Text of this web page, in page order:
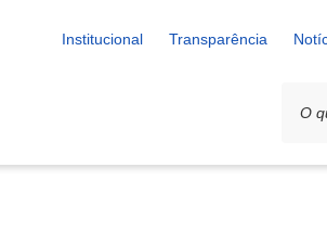
Institucional Transparência